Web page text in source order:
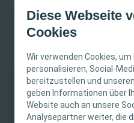
Diese Webseite
Cookies
Wir verwenden Cookies,
personalisieren, Social-
bereitzustellen und
geben Informationen über
Website auch an unsere
Analysepartner weiter, die
WICHTIGER
Diese Website richtet
einer bestehenden Harn-
begleiten und
auszuüben. Die
100 Unterrichtsstunden
Praxis.
Mehr Informationen